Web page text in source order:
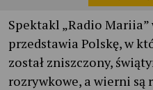
Spektakl „Radio
przedstawia Polskę, w
został zniszczony,
rozrywkowe, a wierni są